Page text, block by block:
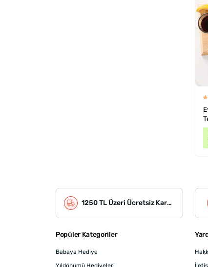
1250 TL Üzeri Ücretsiz Kargo
Popüler Kategoriler
Babaya Hediye
Yıldönümü Hediyeleri